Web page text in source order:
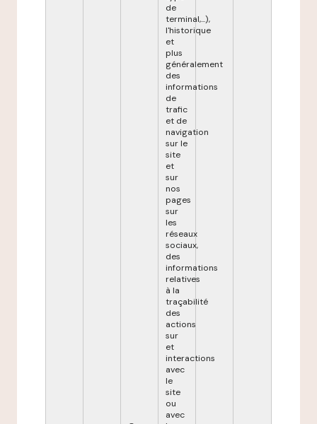
de
terminal,...),
l'historique
et
plus
généralement
des
informations
de
trafic
et de
navigation
sur le
site
et
sur
nos
pages
sur
les
réseaux
sociaux,
des
informations
relatives
à la
traçabilité
des
actions
sur
et
interactions
avec
le
site
ou
avec